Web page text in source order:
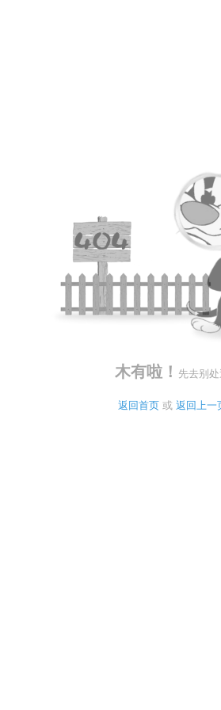
木有啦！ 先去别
返回首页 或 返回上一